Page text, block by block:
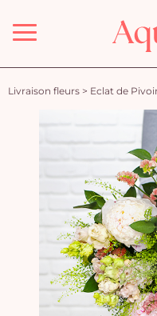
Menu
Livraison fleurs > Eclat de